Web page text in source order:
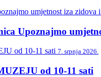
Upoznajmo
7. srpnja 2026.
od 10-11 sati